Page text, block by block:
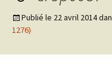
Publié le 22 avril 2014
1276)